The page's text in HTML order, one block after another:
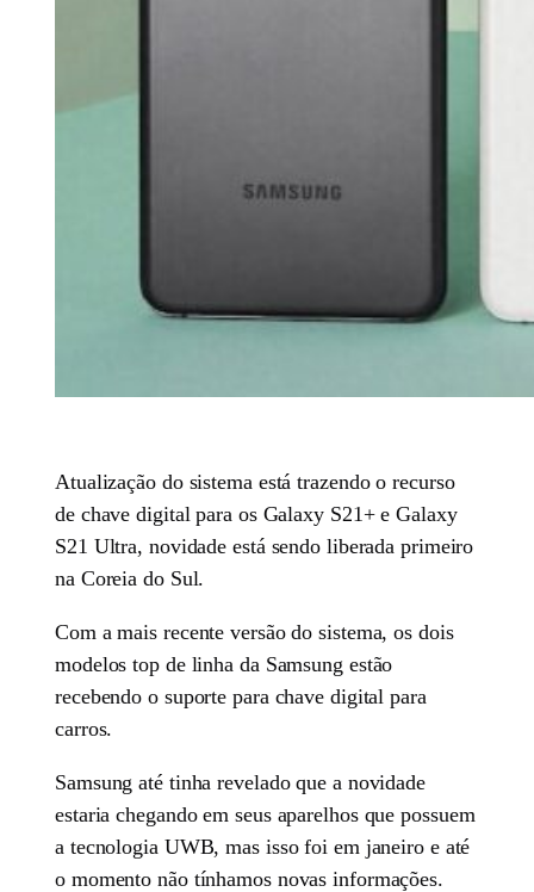
Atualização do sistema está trazendo o recurso
de chave digital para os Galaxy S21+ e Galaxy
S21 Ultra, novidade está sendo liberada primeiro
na Coreia do Sul.
Com a mais recente versão do sistema, os dois
modelos top de linha da Samsung estão
recebendo o suporte para chave digital para
carros.
Samsung até tinha revelado que a novidade
estaria chegando em seus aparelhos que possuem
a tecnologia UWB, mas isso foi em janeiro e até
o momento não tínhamos novas informações.